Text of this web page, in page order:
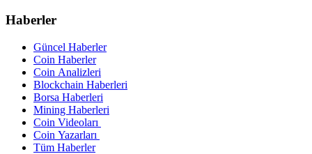
Haberler
Güncel Haberler
Coin Haberler
Coin Analizleri
Blockchain Haberleri
Borsa Haberleri
Mining Haberleri
Coin Videoları
Coin Yazarları
Tüm Haberler